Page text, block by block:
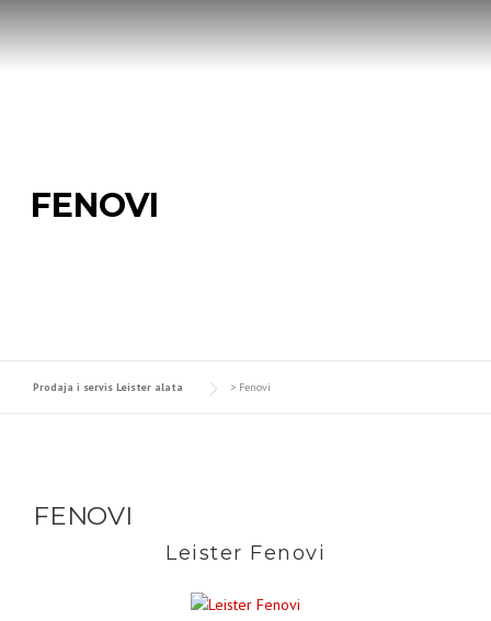
FENOVI
Prodaja i servis Leister alata > Fenovi
FENOVI
Leister Fenovi